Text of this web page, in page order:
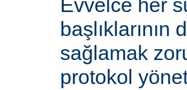
Evvelce her
sağlamak
protokol